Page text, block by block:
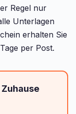
Regel nur
Unterlagen
erhalten Sie
per Post.